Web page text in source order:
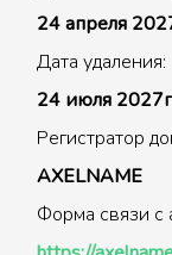
24 апреля
Дата удаления:
24 июля
Регистратор
AXELNAME
Форма связи с